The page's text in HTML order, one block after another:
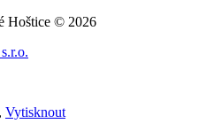
Hoštice © 2026
, Vytisknout